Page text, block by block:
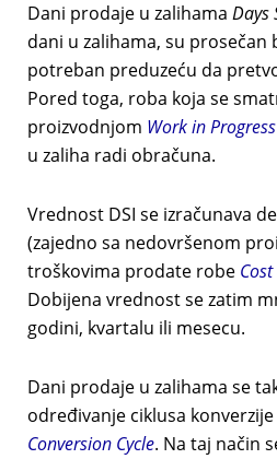
Dani prodaje u zalihama Days
dani u zalihama, su prosečan
potreban preduzeću da
Pored toga, roba koja se
proizvodnjom Work in Progress
u zaliha radi obračuna.
Vrednost DSI se izračunava
(zajedno sa nedovršenom
troškovima prodate robe
Dobijena vrednost se zatim
godini, kvartalu ili mesecu.
Dani prodaje u zalihama se
određivanje ciklusa
Conversion Cycle. Na taj način